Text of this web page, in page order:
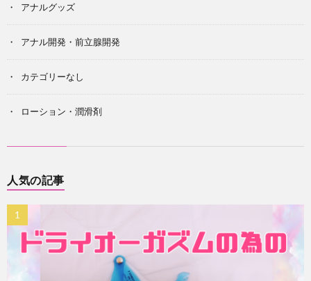
アナルグッズ
アナル開発・前立腺開発
カテゴリーなし
ローション・潤滑剤
人気の記事